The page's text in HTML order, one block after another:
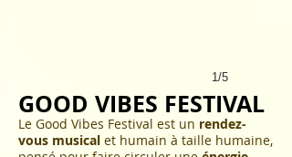
1/5
GOOD VIBES FESTIVAL
Le Good Vibes Festival est un rendez-
vous musical et humain à taille humaine,